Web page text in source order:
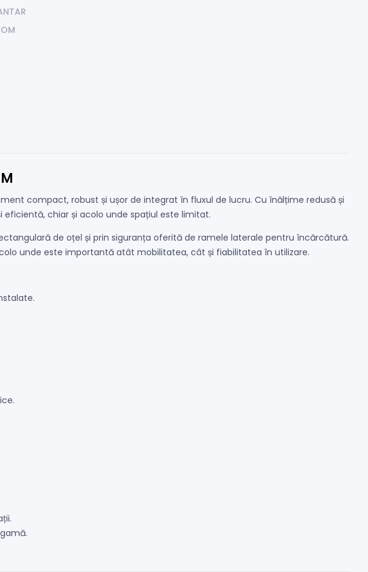
compact, robust și ușor de integrat în fluxul de lucru. Cu înălțime redusă și
chiar și acolo unde spațiul este limitat.
de oțel și prin siguranța oferită de ramele laterale pentru încărcătură.
unde este importantă atât mobilitatea, cât și fiabilitatea în utilizare.